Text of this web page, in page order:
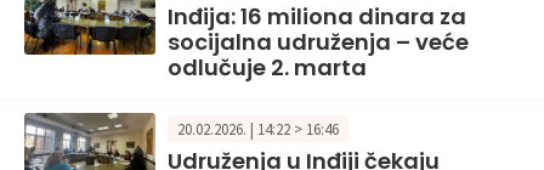
Inđija: 16 miliona dinara za
socijalna udruženja – veće
odlučuje 2. marta
20.02.2026. | 14:22 > 16:46
Udruženja u Inđiji čekaju